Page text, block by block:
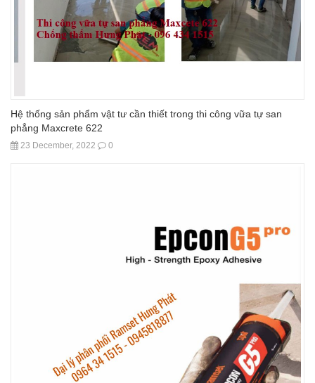
Hệ thống sản phẩm vật tư cần thiết trong thi công vữa tự san
phẳng Maxcrete 622
23 December, 2022 0